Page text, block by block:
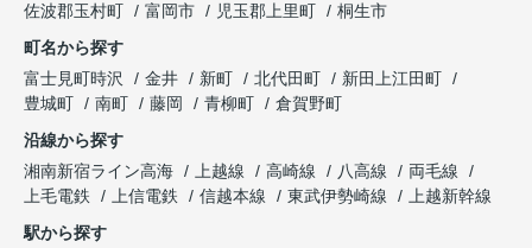
佐波郡玉村町
富岡市 児玉郡上里町
桐生市
町名から探す
富士見町時沢
金井 新町 北代田町
新田上江田町
豊城町
南町 藤岡 青柳町
倉賀野町
沿線から探す
湘南新宿ライン高海
上越線 高崎線 八高線
両毛線
上毛電鉄
上信電鉄 信越本線 東武伊勢崎線
上越新幹線
駅から探す